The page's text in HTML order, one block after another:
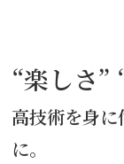
“楽しさ”
高技術を身
に。